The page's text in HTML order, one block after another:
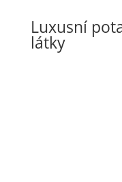
Luxusní
látky